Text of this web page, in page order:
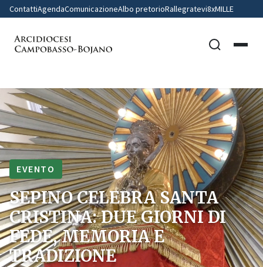
ContattiAgendaComunicazioneAlbo pretorioRallegratevi8xMILLE
EVENTO
SEPINO CELEBRA SANTA
CRISTINA: DUE GIORNI DI
FEDE, MEMORIA E
TRADIZIONE